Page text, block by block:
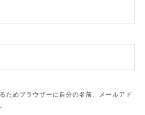
ためブラウザーに自分の名前、メールアド